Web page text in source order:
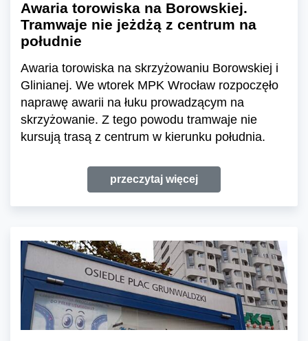
Awaria torowiska na Borowskiej.
Tramwaje nie jeżdżą z centrum na
południe
Awaria torowiska na skrzyżowaniu Borowskiej i
Glinianej. We wtorek MPK Wrocław rozpoczęło
naprawę awarii na łuku prowadzącym na
skrzyżowanie. Z tego powodu tramwaje nie
kursują trasą z centrum w kierunku południa.
przeczytaj więcej